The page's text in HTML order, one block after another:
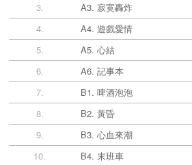
3.
A3. 寂寞轟炸
4.
A4. 遊戲愛情
5.
A5. 心結
6.
A6. 記事本
7.
B1. 啤酒泡泡
8.
B2. 黃昏
9.
B3. 心血來潮
10.
B4. 末班車